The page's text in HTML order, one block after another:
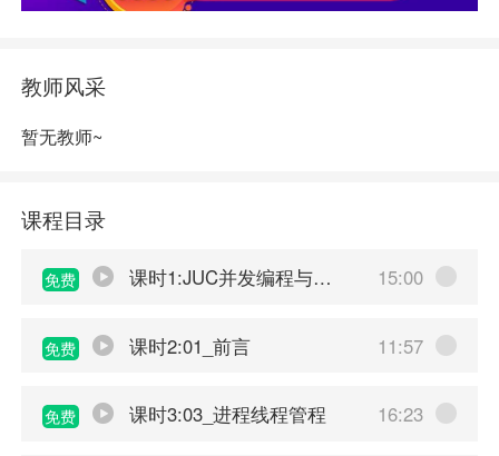
教师风采
暂无教师~
课程目录
免费 课时1:JUC并发编程与源码分析 15:00
免费 课时2:01_前言 11:57
免费 课时3:03_进程线程管程 16:23